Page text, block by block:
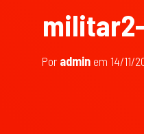
Por adminem 14/11/